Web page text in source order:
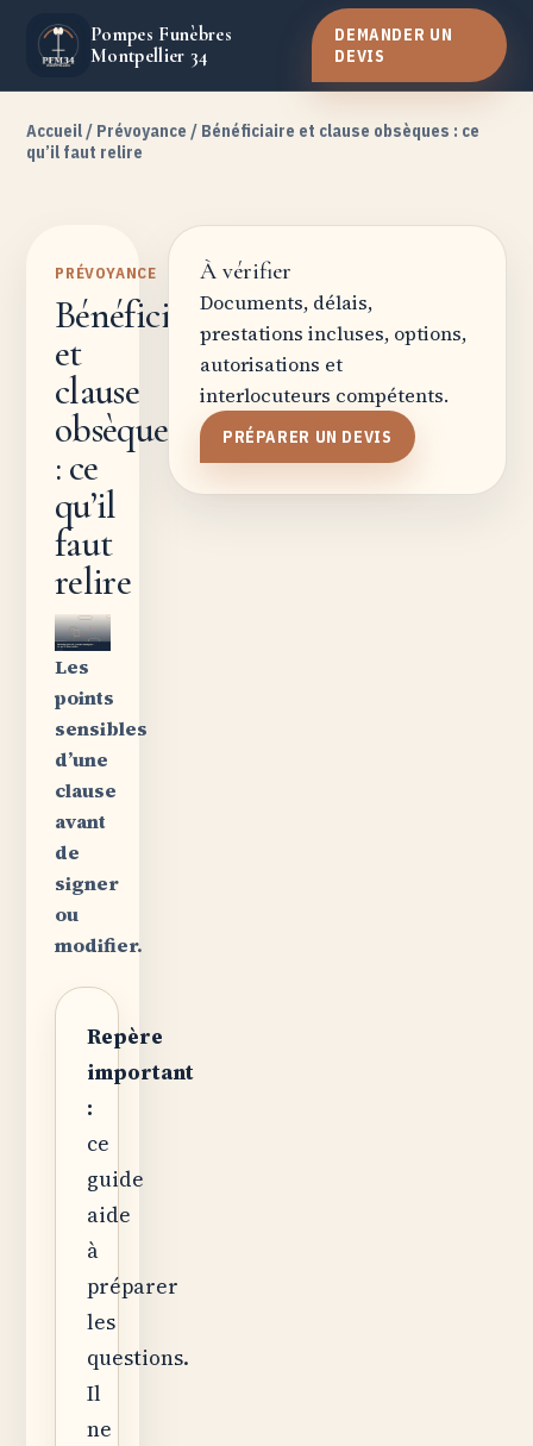
Pompes Funèbres
Montpellier 34
DEMANDER UN
DEVIS
Accueil / Prévoyance / Bénéficiaire et clause obsèques : ce
qu’il faut relire
PRÉVOYANCE
Bénéficiaire
et
clause
obsèques
: ce
qu’il
faut
relire
Les
points
sensibles
d’une
clause
avant
de
signer
ou
modifier.
Repère
important
:
ce
guide
aide
à
préparer
les
questions.
Il
ne
À vérifier
Documents, délais,
prestations incluses, options,
autorisations et
interlocuteurs compétents.
PRÉPARER UN DEVIS